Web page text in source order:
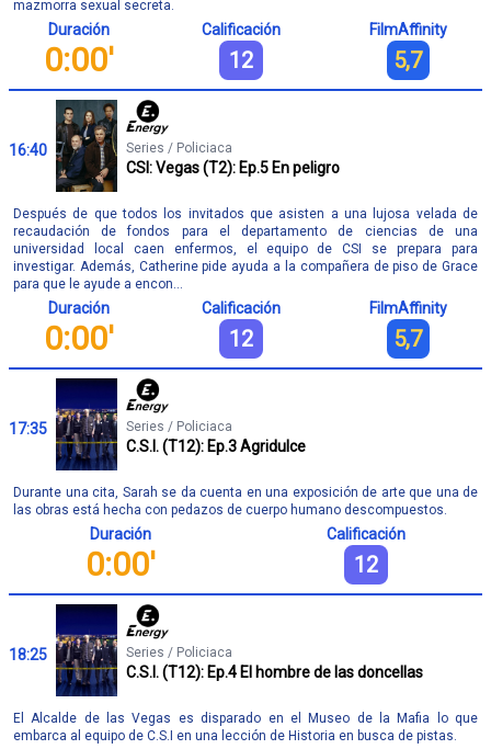
mazmorra sexual secreta.
Duración
0:00'
Calificación
12
FilmAffinity
5,7
16:40 Series / Policiaca
CSI: Vegas (T2): Ep.5 En peligro
Después de que todos los invitados que asisten a una lujosa velada de
recaudación de fondos para el departamento de ciencias de una
universidad local caen enfermos, el equipo de CSI se prepara para
investigar. Además, Catherine pide ayuda a la compañera de piso de Grace
para que le ayude a encon...
Duración
0:00'
Calificación
12
FilmAffinity
5,7
17:35 Series / Policiaca
C.S.I. (T12): Ep.3 Agridulce
Durante una cita, Sarah se da cuenta en una exposición de arte que una de
las obras está hecha con pedazos de cuerpo humano descompuestos.
Duración
0:00'
Calificación
12
18:25 Series / Policiaca
C.S.I. (T12): Ep.4 El hombre de las doncellas
El Alcalde de las Vegas es disparado en el Museo de la Mafia lo que
embarca al equipo de C.S.I en una lección de Historia en busca de pistas.